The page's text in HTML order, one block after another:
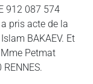
912 087 574
a pris acte de la
BAKAEV. Et
Petmat